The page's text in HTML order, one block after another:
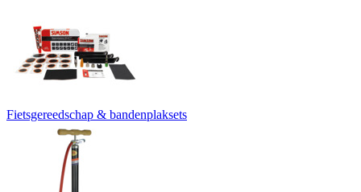
Fietsgereedschap & bandenplaksets